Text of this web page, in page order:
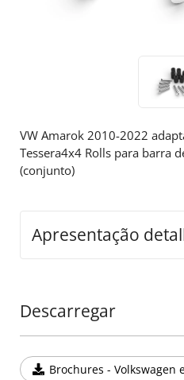
VW Αmarok 2010-2022
Tessera4x4 Rolls para barra
(conjunto)
Apresentação
Descarregar
Brochures - Volkswagen